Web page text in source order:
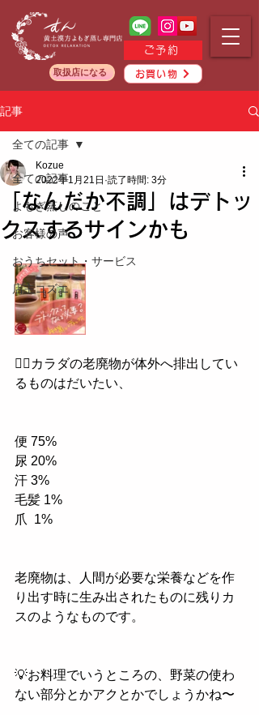
ご予約
お買い物
取扱店になる
記事
全ての記事
よもぎ蒸しのこと
お客様の声
おうちセット・サービス
店主コズエ
全ての記事
「なんだか不調」はデトッ
クスするサインかも
Kozue
2022年1月21日 読了時間: 3分
💁‍♀️カラダの老廃物が体外へ排出してい
るものはだいたい、
便 75%
尿 20%
汗 3%
毛髪 1%
爪  1%
老廃物は、人間が必要な栄養などを作
り出す時に生み出されたものに残りカ
スのようなものです。
💡お料理でいうところの、野菜の使わ
ない部分とかアクとかでしょうかね〜